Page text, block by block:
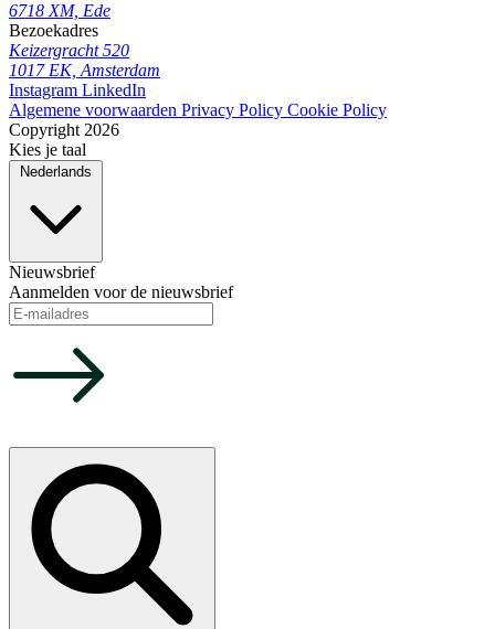
6718 XM, Ede
Bezoekadres
Keizergracht 520
1017 EK, Amsterdam
Instagram LinkedIn
Algemene voorwaarden Privacy Policy Cookie Policy
Copyright 2026
Kies je taal
Nederlands
Nieuwsbrief
Aanmelden voor de nieuwsbrief
Choose your language
Nederlands
Nederlands ✓ English